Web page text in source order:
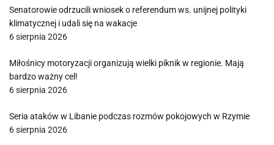
Senatorowie odrzucili wniosek o referendum ws. unijnej polityki
klimatycznej i udali się na wakacje
6 sierpnia 2026
Miłośnicy motoryzacji organizują wielki piknik w regionie. Mają
bardzo ważny cel!
6 sierpnia 2026
Seria ataków w Libanie podczas rozmów pokojowych w Rzymie
6 sierpnia 2026